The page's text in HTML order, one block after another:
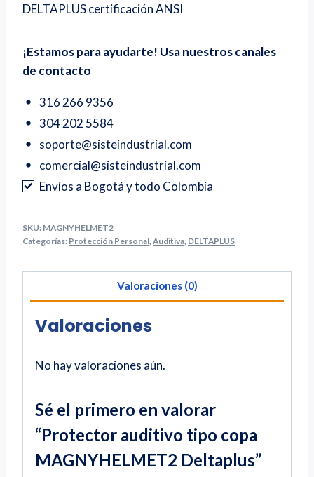
DELTAPLUS certificación ANSI
¡Estamos para ayudarte! Usa nuestros canales
de contacto
316 266 9356
304 202 5584
soporte@sisteindustrial.com
comercial@sisteindustrial.com
Envíos a Bogotá y todo Colombia
SKU: MAGNYHELMET2
Categorías: Protección Personal Auditiva DELTAPLUS
Valoraciones (0)
Valoraciones
No hay valoraciones aún.
Sé el primero en valorar
“Protector auditivo tipo copa
MAGNYHELMET2 Deltaplus”